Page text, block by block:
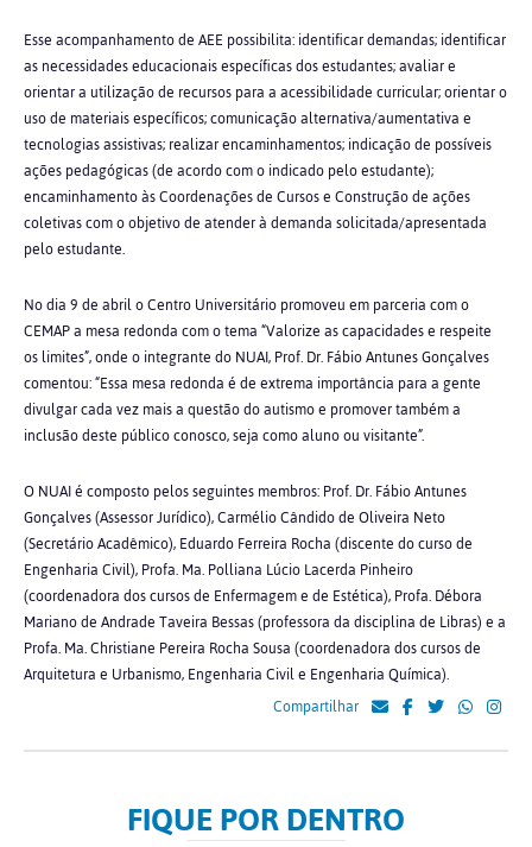
Esse acompanhamento de AEE possibilita: identificar demandas; identificar
as necessidades educacionais específicas dos estudantes; avaliar e
orientar a utilização de recursos para a acessibilidade curricular; orientar o
uso de materiais específicos; comunicação alternativa/aumentativa e
tecnologias assistivas; realizar encaminhamentos; indicação de possíveis
ações pedagógicas (de acordo com o indicado pelo estudante);
encaminhamento às Coordenações de Cursos e Construção de ações
coletivas com o objetivo de atender à demanda solicitada/apresentada
pelo estudante.
No dia 9 de abril o Centro Universitário promoveu em parceria com o
CEMAP a mesa redonda com o tema “Valorize as capacidades e respeite
os limites”, onde o integrante do NUAI, Prof. Dr. Fábio Antunes Gonçalves
comentou: “Essa mesa redonda é de extrema importância para a gente
divulgar cada vez mais a questão do autismo e promover também a
inclusão deste público conosco, seja como aluno ou visitante”.
O NUAI é composto pelos seguintes membros: Prof. Dr. Fábio Antunes
Gonçalves (Assessor Jurídico), Carmélio Cândido de Oliveira Neto
(Secretário Acadêmico), Eduardo Ferreira Rocha (discente do curso de
Engenharia Civil), Profa. Ma. Polliana Lúcio Lacerda Pinheiro
(coordenadora dos cursos de Enfermagem e de Estética), Profa. Débora
Mariano de Andrade Taveira Bessas (professora da disciplina de Libras) e a
Profa. Ma. Christiane Pereira Rocha Sousa (coordenadora dos cursos de
Arquitetura e Urbanismo, Engenharia Civil e Engenharia Química).
Compartilhar
FIQUE POR DENTRO